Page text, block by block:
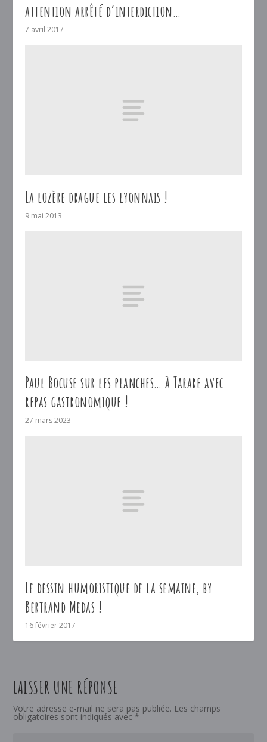
attention arrêté d’interdiction…
7 avril 2017
La lozère drague les lyonnais !
9 mai 2013
Paul Bocuse sur les planches… à Tarare avec
repas gastronomique !
27 mars 2023
Le dessin humoristique de la semaine, by
Bertrand Medas !
16 février 2017
LAISSER UNE RÉPONSE
Votre adresse e-mail ne sera pas publiée. Les champs
obligatoires sont indiqués avec *